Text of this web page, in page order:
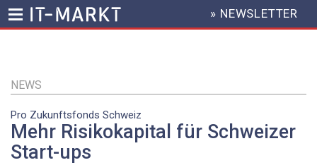
Inhalt
HEADER
MENU
» NEWSLETTER
NEWS
Pro Zukunftsfonds Schweiz
Mehr Risikokapital für Schweizer
Start-ups